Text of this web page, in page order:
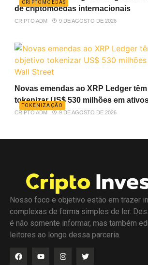
CRIPTOMOEDAS
de criptomoedas internacionais
CRIPTO ADM 9 DE AGOSTO DE 2026
TOKENIZAÇÃO
Novas emendas ao XRP Ledger
tokenizar US$ 530 milhões em
CRIPTO ADM 9 DE AGOSTO DE 2026
Nosso foco e objetivo estão em trazer
complexas de forma simples de ler.
é não somente informar, mas também
leitores ao longo dessa parceria.